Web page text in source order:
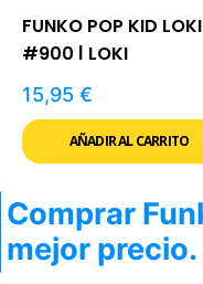
FUNKO POP KID LOKI
#900 | LOKI
15,95 €
AÑADIR AL CARRITO
Comprar
mejor precio.